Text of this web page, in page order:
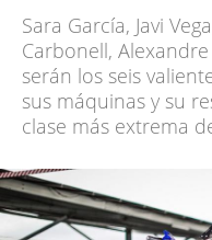
Sara García, Javi
Carbonell,
serán los seis
sus máquinas y su
clase más extrema